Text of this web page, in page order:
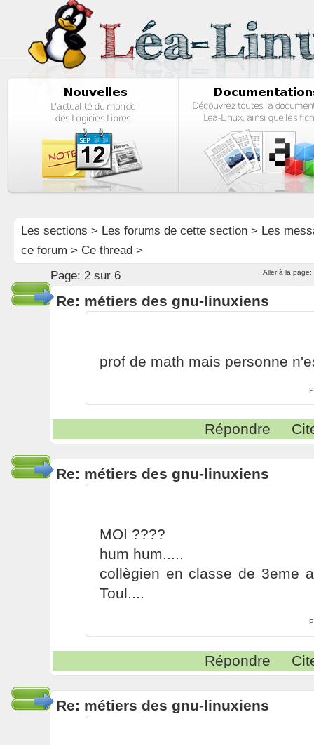
Les sections > Les forums de cette section> Les
ce forum > Ce thread >
Aller à la page:
Page: 2 sur 6
Re: métiers des gnu-linuxiens
prof de math mais personne
Répondre
Re: métiers des gnu-linuxiens
MOI ????
hum hum.....
collègien en classe de 3eme
Toul....
Répondre
Re: métiers des gnu-linuxiens